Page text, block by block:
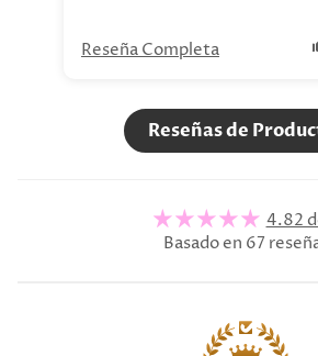
Reseña Completa
Reseñas de
4.82
Basado en 67